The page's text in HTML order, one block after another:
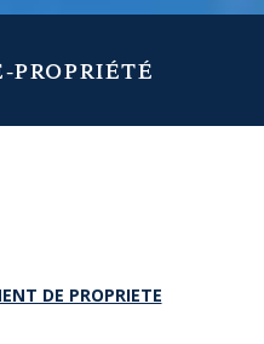
DE PROPRIETE